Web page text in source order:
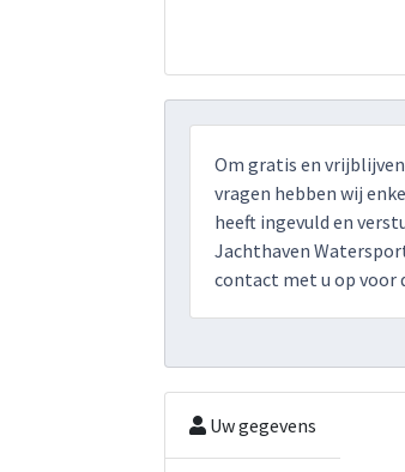
Om gratis en
vragen hebben wij
heeft ingevuld en
Jachthaven
contact met u op voor
Uw gegevens